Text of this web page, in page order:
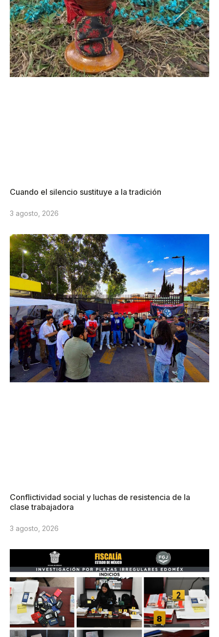
Cuando el silencio sustituye a la tradición
3 agosto, 2026
Conflictividad social y luchas de resistencia de la
clase trabajadora
3 agosto, 2026